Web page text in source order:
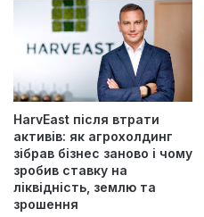
HarvEast після втрати
активів: як агрохолдинг
зібрав бізнес заново і чому
зробив ставку на
ліквідність, землю та
зрошення